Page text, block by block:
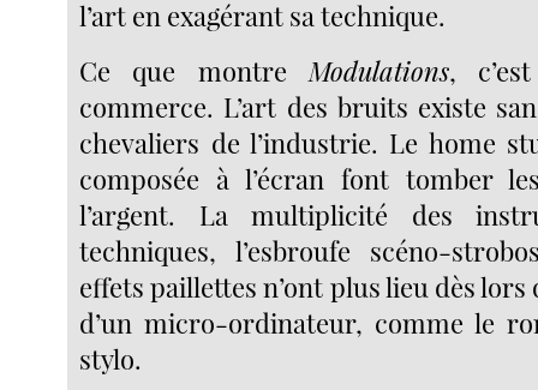
l’art en exagérant sa technique.
Ce que montre Modulations,
commerce. L’art des bruits existe
chevaliers de l’industrie. Le home
composée à l’écran font tomber
l’argent. La multiplicité des
techniques, l’esbroufe scéno-
effets paillettes n’ont plus lieu dès
d’un micro-ordinateur, comme le
stylo.